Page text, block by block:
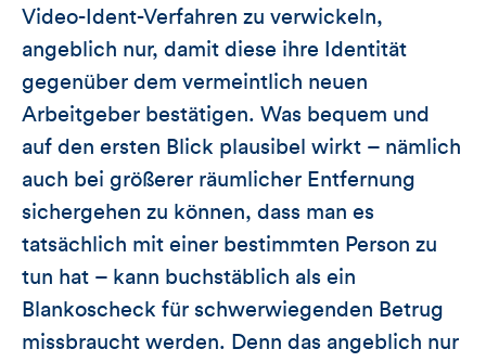
Video-Ident-Verfahren zu verwickeln,
angeblich nur, damit diese ihre Identität
gegenüber dem vermeintlich neuen
Arbeitgeber bestätigen. Was bequem und
auf den ersten Blick plausibel wirkt – nämlich
auch bei größerer räumlicher Entfernung
sichergehen zu können, dass man es
tatsächlich mit einer bestimmten Person zu
tun hat – kann buchstäblich als ein
Blankoscheck für schwerwiegenden Betrug
missbraucht werden. Denn das angeblich nur